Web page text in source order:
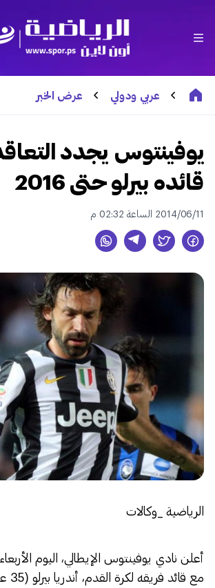
عربي ودولي عرض الخبر
يوفينتوس يجدد
قائده بيرلو حتى 2016
2014/06/11 الساعة 02:32 م
الرياضية _وكالات
أعلن نادي يوفينتوس الإيطالي، اليوم
مع